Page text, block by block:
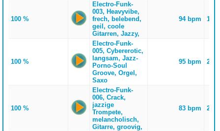
100 %
Electro-Funk-
003, Heavyvibe,
frech, belebend,
geil, coole
Gitarren, Jazzy,
94 bpm 191
100 %
Electro-Funk-
005, Cybererotic,
langsam, Jazz-
Porno-Soul
Groove, Orgel,
Saxo
95 bpm 222
100 %
Electro-Funk-
006, Crack,
jazzige
Trompete,
melancholisch,
Gitarre, groovig,
83 bpm 208